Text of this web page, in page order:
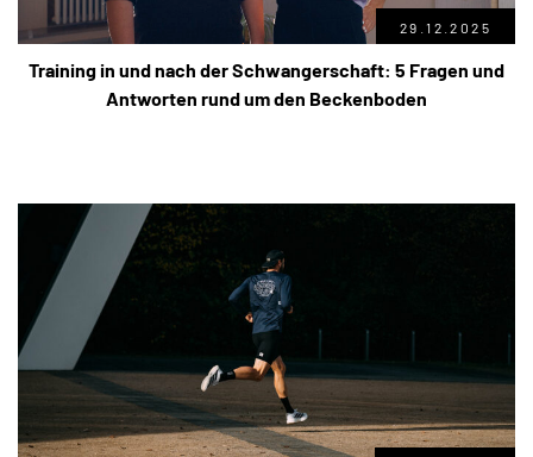
29.12.2025
Training in und nach der Schwangerschaft: 5 Fragen und
Antworten rund um den Beckenboden